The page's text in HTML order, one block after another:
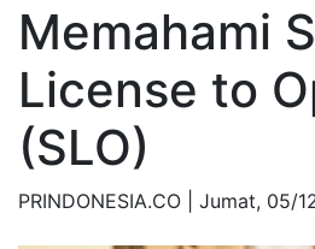
Memahami
License to
(SLO)
PRINDONESIA.CO | Jumat, 05/